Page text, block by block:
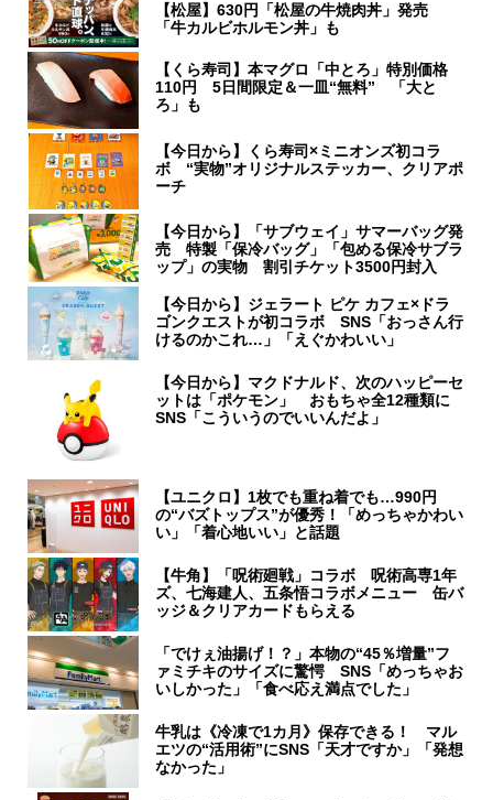
【松屋】630円「松屋の牛焼肉丼」発売
「牛カルビホルモン丼」も
【くら寿司】本マグロ「中とろ」特別価格
110円 5日間限定＆一皿“無料” 「大と
ろ」も
【今日から】くら寿司×ミニオンズ初コラ
ボ “実物”オリジナルステッカー、クリアポ
ーチ
【今日から】「サブウェイ」サマーバッグ発
売 特製「保冷バッグ」「包める保冷サブラ
ップ」の実物 割引チケット3500円封入
【今日から】ジェラート ピケ カフェ×ドラ
ゴンクエストが初コラボ SNS「おっさん行
けるのかこれ…」「えぐかわいい」
【今日から】マクドナルド、次のハッピーセ
ットは「ポケモン」 おもちゃ全12種類に
SNS「こういうのでいいんだよ」
【ユニクロ】1枚でも重ね着でも…990円
の“バズトップス”が優秀！「めっちゃかわい
い」「着心地いい」と話題
【牛角】「呪術廻戦」コラボ 呪術高専1年
ズ、七海建人、五条悟コラボメニュー 缶バ
ッジ＆クリアカードもらえる
「でけぇ油揚げ！？」本物の“45％増量”フ
ァミチキのサイズに驚愕 SNS「めっちゃお
いしかった」「食べ応え満点でした」
牛乳は《冷凍で1カ月》保存できる！ マル
エツの“活用術”にSNS「天才ですか」「発想
なかった」